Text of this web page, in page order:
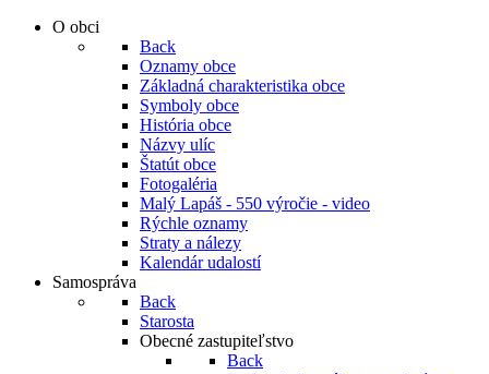
O obci
Back
Oznamy obce
Základná charakteristika obce
Symboly obce
História obce
Názvy ulíc
Štatút obce
Fotogaléria
Malý Lapáš - 550 výročie - video
Rýchle oznamy
Straty a nálezy
Kalendár udalostí
Samospráva
Back
Starosta
Obecné zastupiteľstvo
Back